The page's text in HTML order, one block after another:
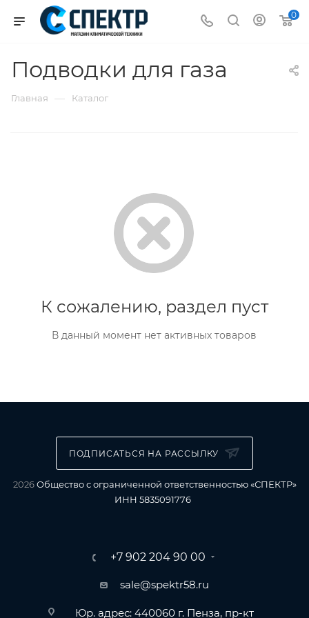
0
Подводки для газа
Главная — Каталог
К сожалению, раздел пуст
В данный момент нет активных товаров
ПОДПИСАТЬСЯ НА РАССЫЛКУ
2026Общество с ограниченной ответственностью «СПЕКТР»
ИНН 5835091776
+7 902 204 90 00
sale@spektr58.ru
Юр. адрес: 440060 г. Пенза, пр-кт